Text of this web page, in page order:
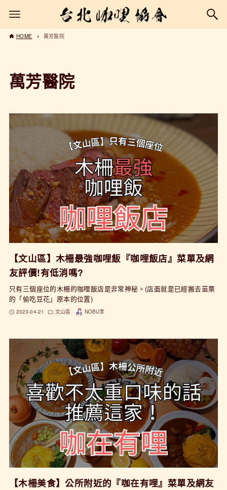
HOME 萬芳醫院
萬芳醫院
【文山區】木柵最強咖哩飯『咖哩飯店』菜單及網
友評價!有低消嗎?
只有三個座位的木柵的咖哩飯店是非常神秘。(店面就是已經搬去苗栗
的「偷吃豆花」原本的位置)
2023-04-21 文山區 NOBU李
【木柵美食】公所附近的『咖在有哩』菜單及網友